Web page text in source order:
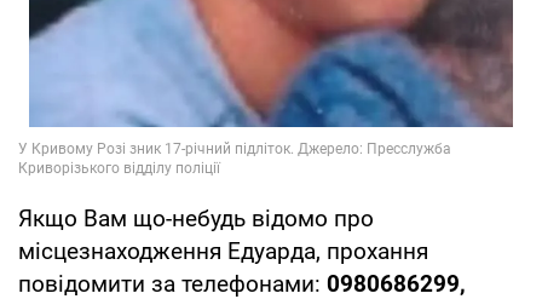
Якщо Вам що-небудь відомо про
місцезнаходження Едуарда, прохання
повідомити за телефонами: 0980686299,